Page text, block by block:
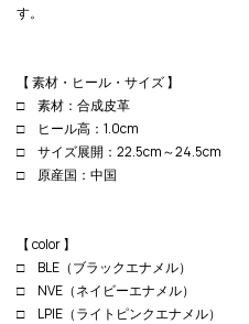
す。
【 素材・ヒール・サイズ 】
□ 素材：合成皮革
□ ヒール高：1.0cm
□ サイズ展開：22.5cm～24.5cm
□ 原産国：中国
【 color 】
□ BLE（ブラックエナメル）
□ NVE（ネイビーエナメル）
□ LPIE（ライトピンクエナメル）